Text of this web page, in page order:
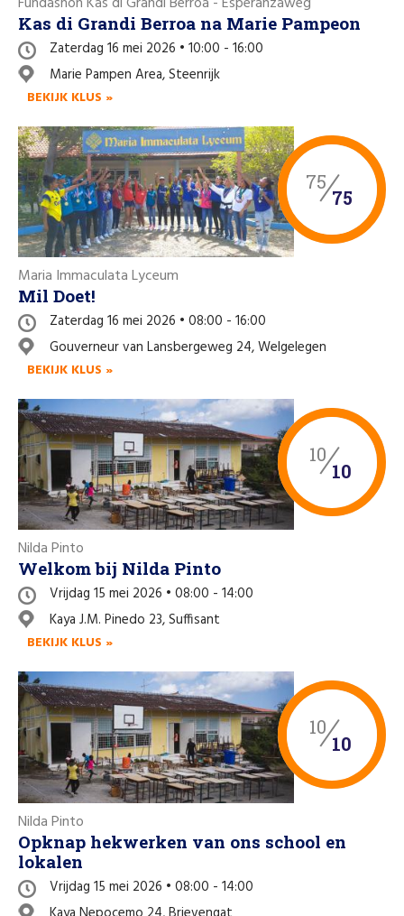
Kas di Grandi Berroa na Marie Pampeon
Zaterdag 16 mei 2026 • 10:00 - 16:00
Marie Pampen Area, Steenrijk
BEKIJK KLUS »
75
75
Maria Immaculata Lyceum
Mil Doet!
Zaterdag 16 mei 2026 • 08:00 - 16:00
Gouverneur van Lansbergeweg 24, Welgelegen
BEKIJK KLUS »
10
10
Nilda Pinto
Welkom bij Nilda Pinto
Vrijdag 15 mei 2026 • 08:00 - 14:00
Kaya J.M. Pinedo 23, Suffisant
BEKIJK KLUS »
10
10
Nilda Pinto
Opknap hekwerken van ons school en
lokalen
Vrijdag 15 mei 2026 • 08:00 - 14:00